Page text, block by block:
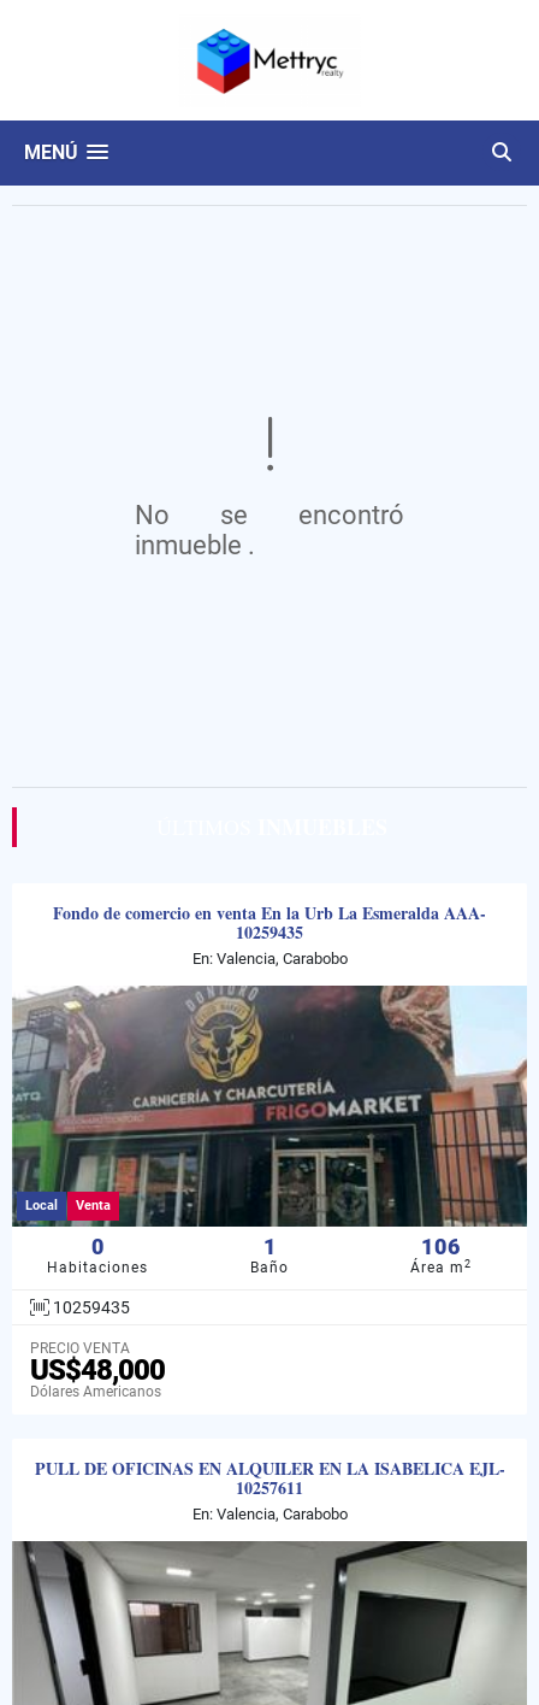
MENÚ
No se encontró
inmueble .
Fondo de comercio en venta En la Urb La Esmeralda AAA-
10259435
En: Valencia, Carabobo
Local Venta
0
Habitaciones
1
Baño
106
Área m2
10259435
PRECIO VENTA
US$48,000
Dólares Americanos
PULL DE OFICINAS EN ALQUILER EN LA ISABELICA EJL-
10257611
En: Valencia, Carabobo